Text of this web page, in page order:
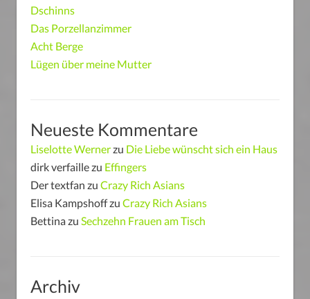
Dschinns
Das Porzellanzimmer
Acht Berge
Lügen über meine Mutter
Neueste Kommentare
Liselotte Wernerzu Die Liebe wünscht sich ein Haus
dirk verfaillezu Effingers
Der textfan zu Crazy Rich Asians
Elisa Kampshoffzu Crazy Rich Asians
Bettinazu Sechzehn Frauen am Tisch
Archiv